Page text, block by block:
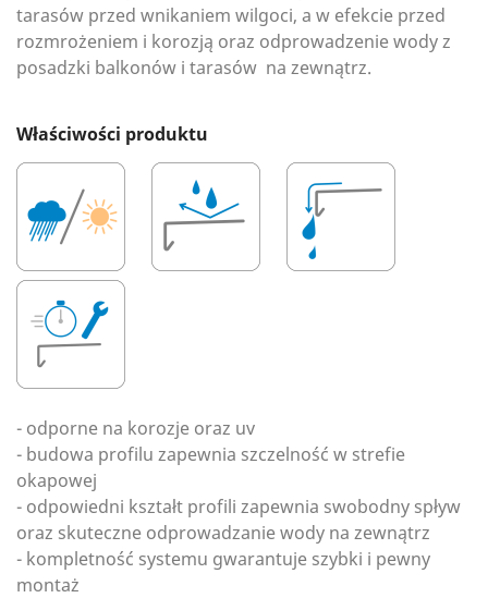
tarasów przed wnikaniem wilgoci, a w efekcie przed
rozmrożeniem i korozją oraz odprowadzenie wody z
posadzki balkonów i tarasów na zewnątrz.
Właściwości produktu
- odporne na korozje oraz uv
- budowa profilu zapewnia szczelność w strefie
okapowej
- odpowiedni kształt profili zapewnia swobodny spływ
oraz skuteczne odprowadzanie wody na zewnątrz
- kompletność systemu gwarantuje szybki i pewny
montaż